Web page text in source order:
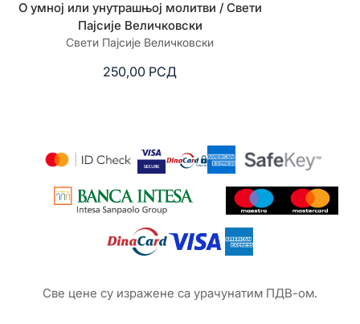
О умној или унутрашњој молитви / Свети
Пајсије Величковски
Свети Пајсије Величковски
250,00 РСД
Све цене су изражене са урачунатим ПДВ-ом.